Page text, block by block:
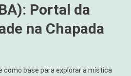
Portal da
na Chapada
como base para explorar a mística